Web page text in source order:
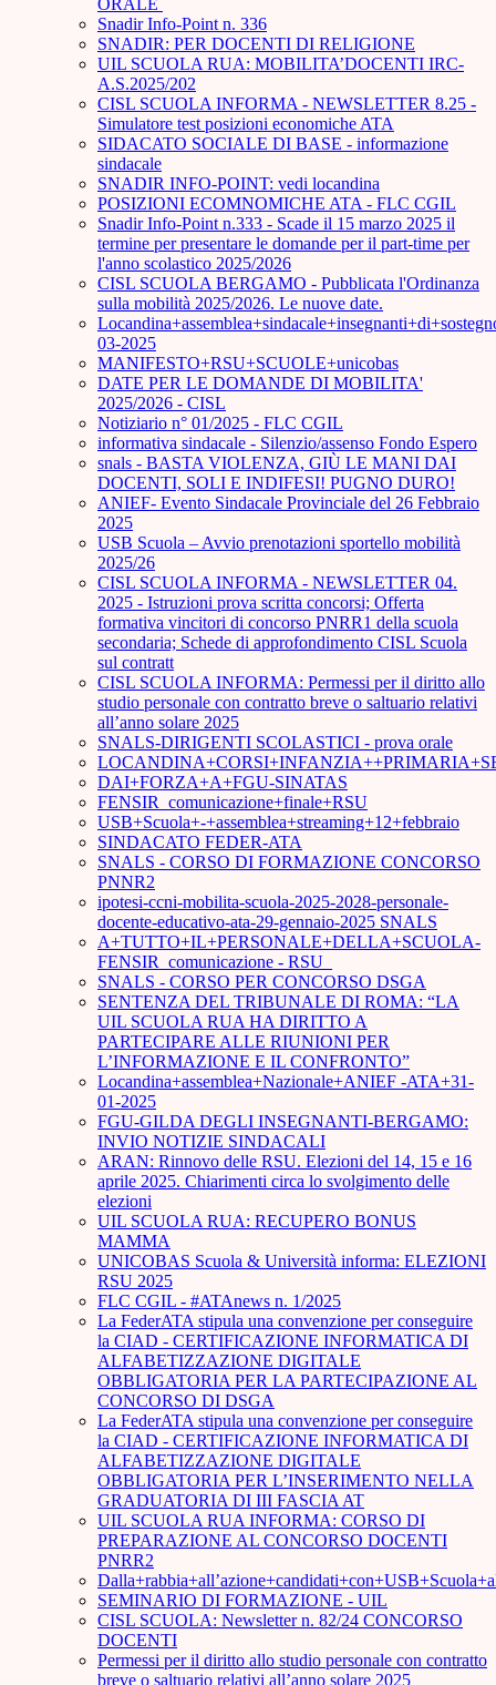
ORALE ­
Snadir Info-Point n. 336
SNADIR: PER DOCENTI DI RELIGIONE
UIL SCUOLA RUA: MOBILITA’DOCENTI IRC-
A.S.2025/202
CISL SCUOLA INFORMA - NEWSLETTER 8.25 -
Simulatore test posizioni economiche ATA
SIDACATO SOCIALE DI BASE - informazione
sindacale
SNADIR INFO-POINT: vedi locandina
POSIZIONI ECOMNOMICHE ATA - FLC CGIL
Snadir Info-Point n.333 - Scade il 15 marzo 2025 il
termine per presentare le domande per il part-time per
l'anno scolastico 2025/2026
CISL SCUOLA BERGAMO - Pubblicata l'Ordinanza
sulla mobilità 2025/2026. Le nuove date.
03-2025
MANIFESTO+RSU+SCUOLE+unicobas
DATE PER LE DOMANDE DI MOBILITA'
2025/2026 - CISL
Notiziario n° 01/2025 - FLC CGIL
informativa sindacale - Silenzio/assenso Fondo Espero
snals - BASTA VIOLENZA, GIÙ LE MANI DAI
DOCENTI, SOLI E INDIFESI! PUGNO DURO!
ANIEF- Evento Sindacale Provinciale del 26 Febbraio
2025
USB Scuola – Avvio prenotazioni sportello mobilità
2025/26
CISL SCUOLA INFORMA - NEWSLETTER 04.
2025 - Istruzioni prova scritta concorsi; Offerta
formativa vincitori di concorso PNRR1 della scuola
secondaria; Schede di approfondimento CISL Scuola
sul contratt
CISL SCUOLA INFORMA: Permessi per il diritto allo
studio personale con contratto breve o saltuario relativi
all’anno solare 2025
SNALS-DIRIGENTI SCOLASTICI - prova orale
DAI+FORZA+A+FGU-SINATAS
FENSIR_comunicazione+finale+RSU
USB+Scuola+-+assemblea+streaming+12+febbraio
SINDACATO FEDER-ATA
SNALS - CORSO DI FORMAZIONE CONCORSO
PNNR2
ipotesi-ccni-mobilita-scuola-2025-2028-personale-
docente-educativo-ata-29-gennaio-2025 SNALS
A+TUTTO+IL+PERSONALE+DELLA+SCUOLA-
FENSIR_comunicazione - RSU_
SNALS - CORSO PER CONCORSO DSGA
SENTENZA DEL TRIBUNALE DI ROMA: “LA
UIL SCUOLA RUA HA DIRITTO A
PARTECIPARE ALLE RIUNIONI PER
L’INFORMAZIONE E IL CONFRONTO”
Locandina+assemblea+Nazionale+ANIEF -ATA+31-
01-2025
FGU-GILDA DEGLI INSEGNANTI-BERGAMO:
INVIO NOTIZIE SINDACALI
ARAN: Rinnovo delle RSU. Elezioni del 14, 15 e 16
aprile 2025. Chiarimenti circa lo svolgimento delle
elezioni
UIL SCUOLA RUA: RECUPERO BONUS
MAMMA
UNICOBAS Scuola & Università informa: ELEZIONI
RSU 2025
FLC CGIL - #ATAnews n. 1/2025
La FederATA stipula una convenzione per conseguire
la CIAD - CERTIFICAZIONE INFORMATICA DI
ALFABETIZZAZIONE DIGITALE
OBBLIGATORIA PER LA PARTECIPAZIONE AL
CONCORSO DI DSGA
La FederATA stipula una convenzione per conseguire
la CIAD - CERTIFICAZIONE INFORMATICA DI
ALFABETIZZAZIONE DIGITALE
OBBLIGATORIA PER L’INSERIMENTO NELLA
GRADUATORIA DI III FASCIA AT
UIL SCUOLA RUA INFORMA: CORSO DI
PREPARAZIONE AL CONCORSO DOCENTI
PNRR2
SEMINARIO DI FORMAZIONE - UIL
CISL SCUOLA: Newsletter n. 82/24 CONCORSO
DOCENTI
Permessi per il diritto allo studio personale con contratto
breve o saltuario relativi all’anno solare 2025